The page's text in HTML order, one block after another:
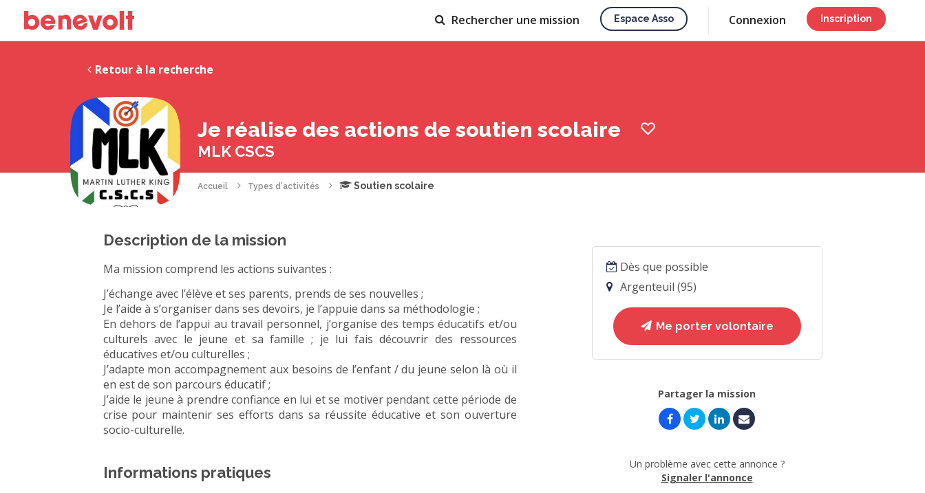
Rechercher une mission Espace Asso Connexion Inscription
Retour à la recherche
Je réalise des actions de soutien scolaire
MLK CSCS
Accueil Types d'activités Soutien scolaire
Description de la mission
Ma mission comprend les actions suivantes :
J’échange avec l’élève et ses parents, prends de ses nouvelles ;
Je l’aide à s’organiser dans ses devoirs, je l’appuie dans sa méthodologie ;
En dehors de l’appui au travail personnel, j’organise des temps éducatifs et/ou
culturels avec le jeune et sa famille ; je lui fais découvrir des ressources
éducatives et/ou culturelles ;
J’adapte mon accompagnement aux besoins de l’enfant / du jeune selon là où il
en est de son parcours éducatif ;
J’aide le jeune à prendre confiance en lui et se motiver pendant cette période de
crise pour maintenir ses efforts dans sa réussite éducative et son ouverture
socio-culturelle.
Informations pratiques
Dès que possible
Argenteuil (95)
Me porter volontaire
Partager la mission
Un problème avec cette annonce ?
Signaler l'annonce